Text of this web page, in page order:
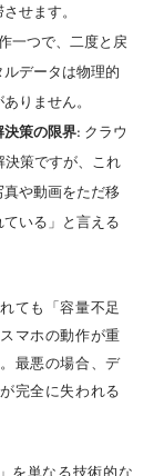
せます。
一つで、二度と戻
データは物理的
りません。
策の限界: クラウ
決策ですが、これ
や動画をただ移
いる」と言える
ても「容量不足
マホの動作が重
最悪の場合、デ
完全に失われる
」を単なる技術的な